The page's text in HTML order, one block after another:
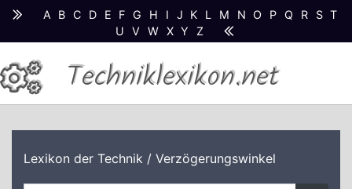
A B C D E F G H I J K L M N O P Q R S T
U
V W X Y Z
Techniklexikon.net
Lexikon der Technik / Verzögerungswinkel